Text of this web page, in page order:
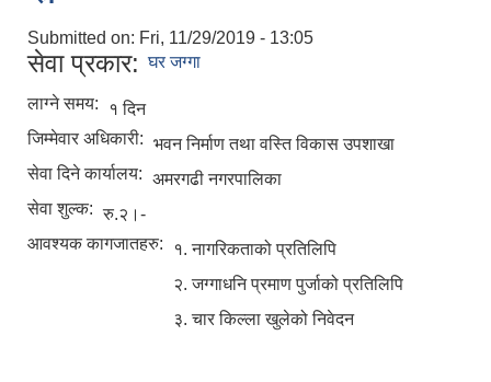
Submitted on: Fri, 11/29/2019 - 13:05
सेवा प्रकार: घर जग्गा
लाग्ने समय:
१ दिन
जिम्मेवार अधिकारी: भवन निर्माण तथा वस्ति विकास उपशाखा
सेवा दिने कार्यालय: अमरगढी नगरपालिका
सेवा शुल्क: रु.२।-
आवश्यक कागजातहरु:
१. नागरिकताको प्रतिलिपि
२. जग्गाधनि प्रमाण पुर्जाको प्रतिलिपि
३. चार किल्ला खुलेको निवेदन